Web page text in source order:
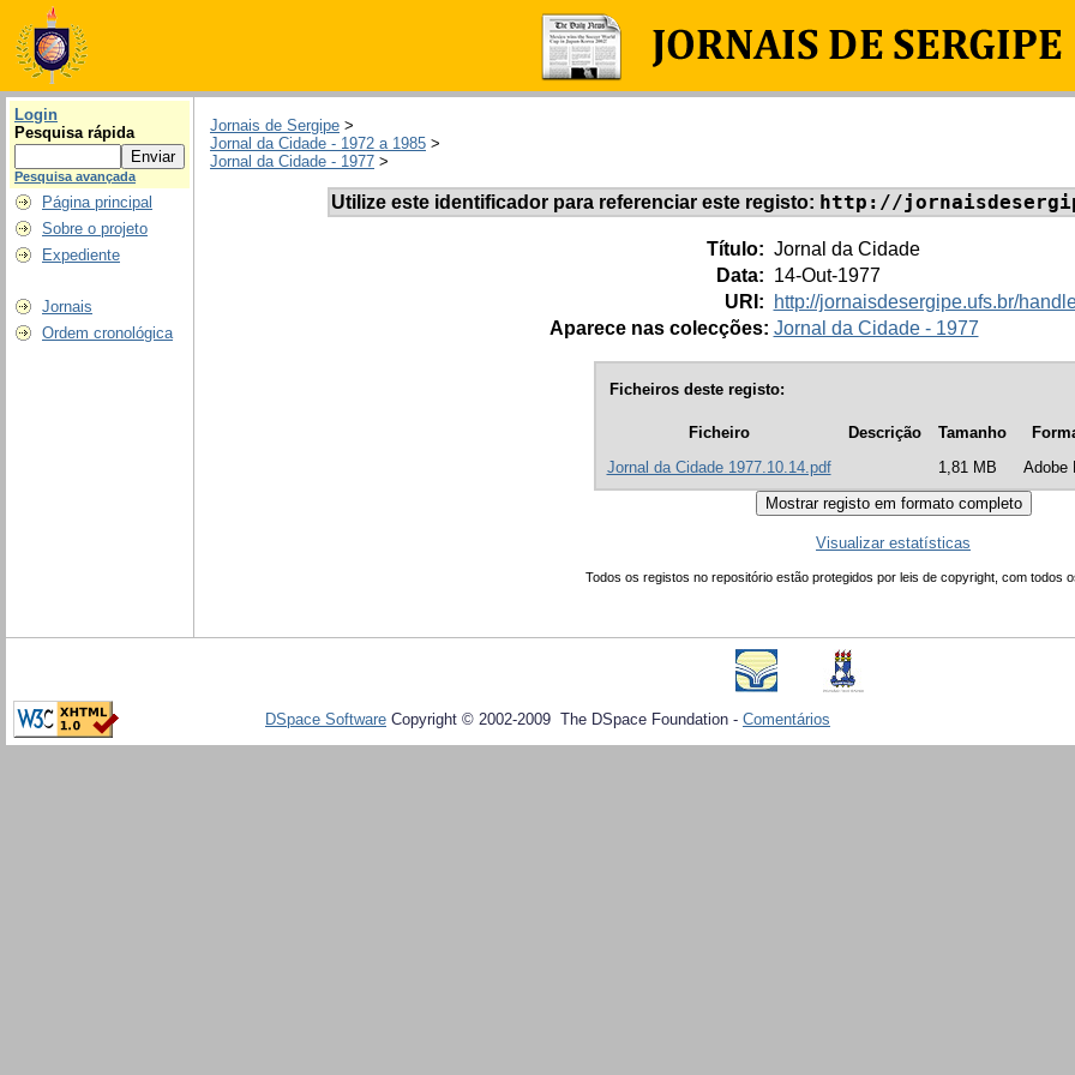
Login
Pesquisa rápida
Pesquisa avançada
Página principal
Sobre o projeto
Expediente
Jornais
Ordem cronológica
Jornais de Sergipe >
Jornal da Cidade - 1972 a 1985 >
Jornal da Cidade - 1977 >
Utilize este identificador para referenciar este registo: http://
Título: Jornal da Cidade
Data: 14-Out-1977
URI:
http://jornaisdesergipe.ufs.br/
Aparece nas colecções: Jornal da Cidade - 1977
Ficheiros deste registo:
Ficheiro Descrição Tamanho
Jornal da Cidade 1977.10.14.pdf
1,81 MB Adobe
Visualizar estatísticas
Todos os registos no repositório estão protegidos por leis de copyright, com todos
DSpace Software Copyright © 2002-2009 The DSpace Foundation - Comentários